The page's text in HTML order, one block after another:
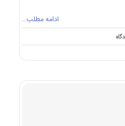
ادامه مطلب…
on
دانلود
آزمون